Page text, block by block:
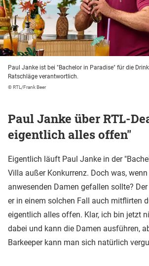
Paul Janke ist bei "Bachelor in Paradise" für die
Ratschläge verantwortlich.
© RTL/Frank Beer
Paul Janke über RTL-
eigentlich alles offen"
Eigentlich läuft Paul Janke in der
Villa außer Konkurrenz. Doch was,
anwesenden Damen gefallen sollte?
er in einem solchen Fall auch mitflirten
eigentlich alles offen. Klar, ich bin jetzt
dabei und kann die Damen ausführen,
Barkeeper kann man sich natürlich